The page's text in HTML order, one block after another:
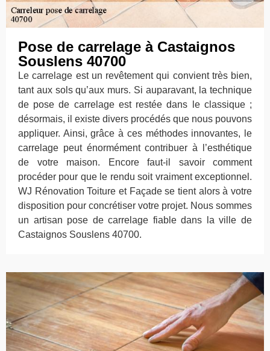
Pose de carrelage à Castaignos
Souslens 40700
Le carrelage est un revêtement qui convient très bien,
tant aux sols qu’aux murs. Si auparavant, la technique
de pose de carrelage est restée dans le classique ;
désormais, il existe divers procédés que nous pouvons
appliquer. Ainsi, grâce à ces méthodes innovantes, le
carrelage peut énormément contribuer à l’esthétique
de votre maison. Encore faut-il savoir comment
procéder pour que le rendu soit vraiment exceptionnel.
WJ Rénovation Toiture et Façade se tient alors à votre
disposition pour concrétiser votre projet. Nous sommes
un artisan pose de carrelage fiable dans la ville de
Castaignos Souslens 40700.